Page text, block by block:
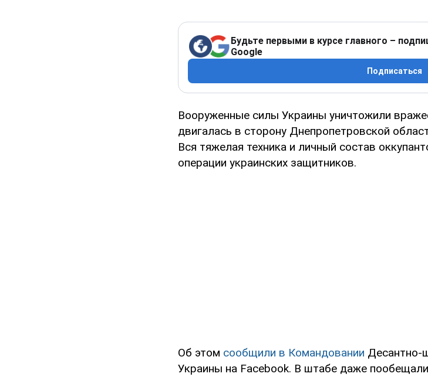
Будьте первыми в курсе главного –
Google
Подписаться
Вооруженные силы Украины уничтожили
двигалась в сторону Днепропетровской
Вся тяжелая техника и личный состав
операции украинских защитников.
Об этом сообщили в Командовании Десантно-
Украины на Facebook. В штабе даже